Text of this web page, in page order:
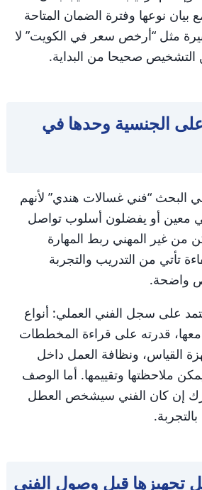
نوعها وفترة الضمان المتاحة
مثل “أرخص سعر في الكويت” لا
التشخيص صحيحا من البداية.
على الجنسية وحدها في
البحث “فني غسالات هندي” لأنهم
معين أو يفضلون أسلوب تواصل
من غير المهني ربط المهارة
تأتي من التدريب والتجربة
واضحة.
على سجل الفني العملي: أنواع
معها، قدرته على قراءة المخططات
القياس، ونظافة العمل داخل
ملاحظتها وتقييمها. أما الوصف
إن كان الفني سيشخص العطل
تجهيزها قبل وصول الفني